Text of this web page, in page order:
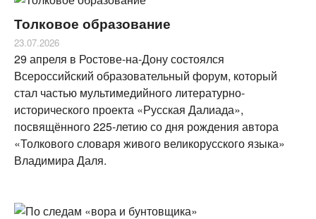
Толковое образование
23.07.2026
29 апреля в Ростове-на-Дону состоялся
Всероссийский образовательный форум, который
стал частью мультимедийного литературно-
исторического проекта «Русская Далиада»,
посвящённого 225-летию со дня рождения автора
«Толкового словаря живого великорусского языка»
Владимира Даля.